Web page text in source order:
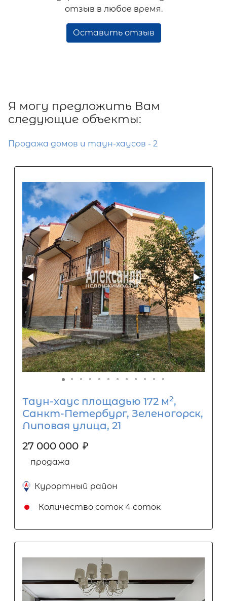
отзыв в любое время.
Оставить отзыв
Я могу предложить Вам
следующие объекты:
Продажа домов и таун-хаусов - 2
Таун-хаус площадью 172 м2,
Санкт-Петербург, Зеленогорск,
Липовая улица, 21
27 000 000 ₽
продажа
Курортный район
Количество соток 4 соток